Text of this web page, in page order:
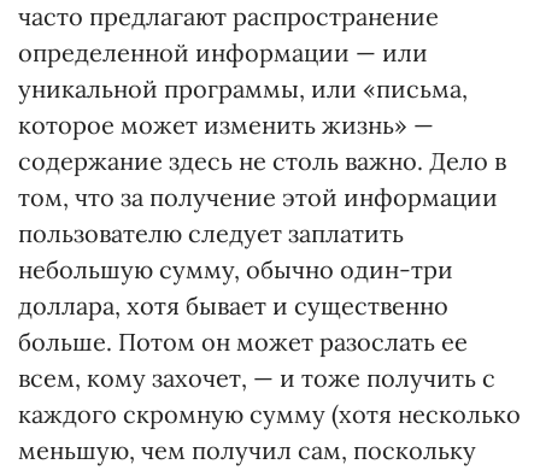
часто предлагают распространение
определенной информации — или
уникальной программы, или «письма,
которое может изменить жизнь» —
содержание здесь не столь важно. Дело в
том, что за получение этой информации
пользователю следует заплатить
небольшую сумму, обычно один-три
доллара, хотя бывает и существенно
больше. Потом он может разослать ее
всем, кому захочет, — и тоже получить с
каждого скромную сумму (хотя несколько
меньшую, чем получил сам, поскольку